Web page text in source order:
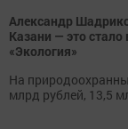
Александр
Казани — это
«Экология»
На
млрд рублей, 13,5